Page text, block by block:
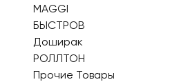
MAGGI
БЫСТРОВ
Доширак
РОЛЛТОН
Прочие Товары